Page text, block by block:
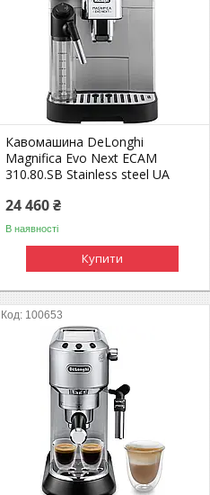
Кавомашина DeLonghi
Magnifica Evo Next ECAM
310.80.SB Stainless steel UA
24 460 ₴
В наявності
Купити
100653